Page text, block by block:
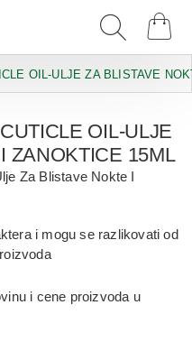
OIL-ULJE ZA BLISTAVE
OIL-ULJE
ZANOKTICE 15ML
i mogu se razlikovati od
i cene proizvoda u